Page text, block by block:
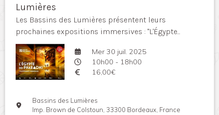
Lumières
Les Bassins des Lumières présentent leurs
prochaines expositions immersives : "L'Égypte...
Mer 30 juil. 2025
10h00 - 18h00
16,00€
Bassins des Lumières
Imp. Brown de Colstoun, 33300 Bordeaux, France